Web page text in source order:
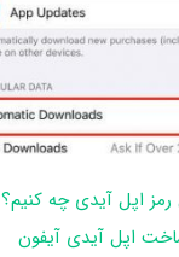
اپل آیدی چه کنیم؟
اپل آیدی آیفون